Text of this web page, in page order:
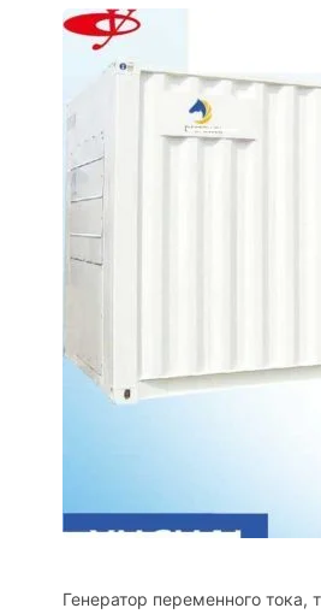
Генератор переменного тока,